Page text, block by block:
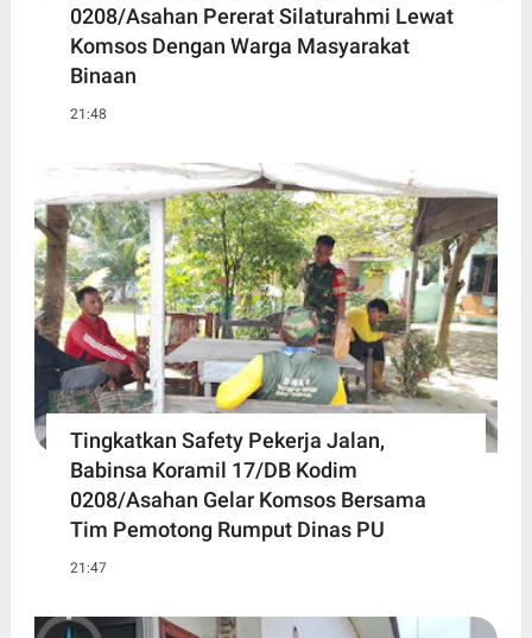
0208/Asahan Pererat Silaturahmi Lewat
Komsos Dengan Warga Masyarakat
Binaan
21:48
Tingkatkan Safety Pekerja Jalan,
Babinsa Koramil 17/DB Kodim
0208/Asahan Gelar Komsos Bersama
Tim Pemotong Rumput Dinas PU
21:47